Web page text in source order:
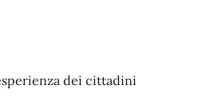
dei cittadini